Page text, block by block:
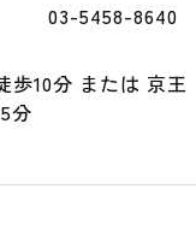
03-5458-8640
歩10分 または 京王
分